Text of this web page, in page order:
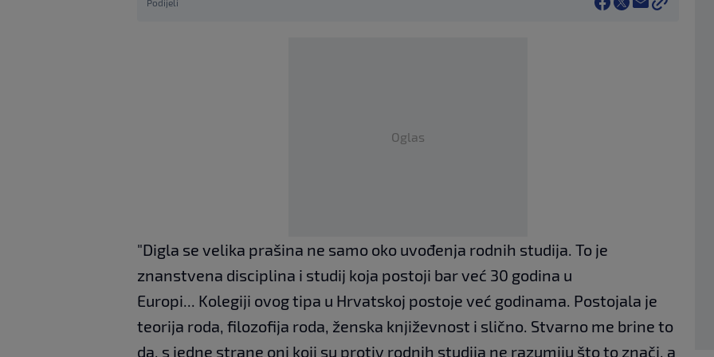
Podijeli
Oglas
"Digla se velika prašina ne samo oko uvođenja rodnih studija. To je
znanstvena disciplina i studij koja postoji bar već 30 godina u
Europi... Kolegiji ovog tipa u Hrvatskoj postoje već godinama. Postojala je
teorija roda, filozofija roda, ženska književnost i slično. Stvarno me brine to
da, s jedne strane oni koji su protiv rodnih studija ne razumiju što to znači, a